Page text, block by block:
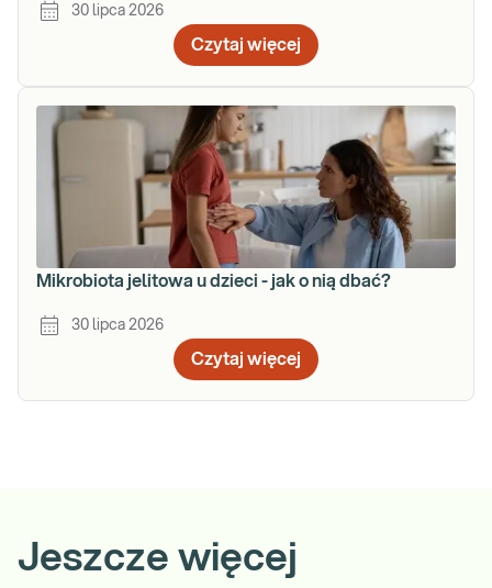
30 lipca 2026
Czytaj więcej
Mikrobiota jelitowa u dzieci - jak o nią dbać?
30 lipca 2026
Czytaj więcej
Jeszcze więcej